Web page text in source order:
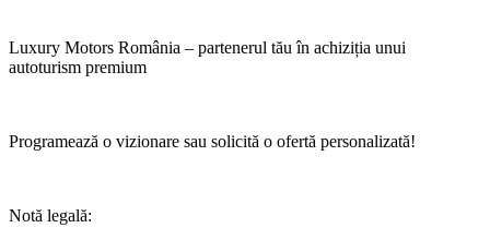
Luxury Motors România – partenerul tău în achiziția unui
autoturism premium
Programează o vizionare sau solicită o ofertă personalizată!
Notă legală: